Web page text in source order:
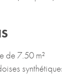
de 7.50 m²